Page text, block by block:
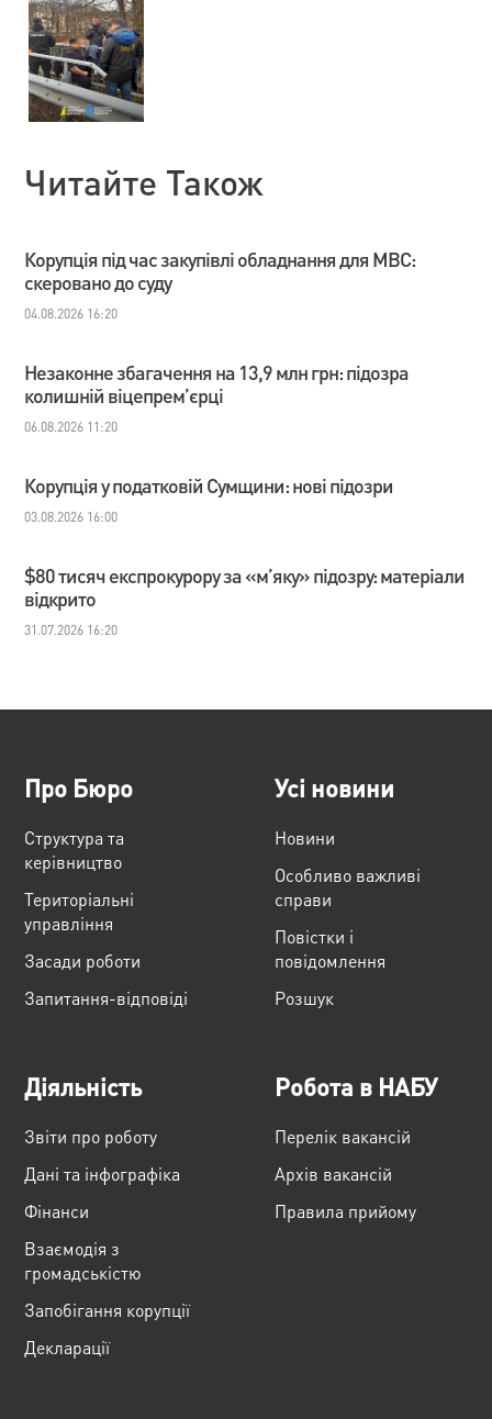
Читайте Також
Корупція під час закупівлі обладнання для МВС:
скеровано до суду
04.08.2026 16:20
Незаконне збагачення на 13,9 млн грн: підозра
колишній віцепрем’єрці
06.08.2026 11:20
Корупція у податковій Сумщини: нові підозри
03.08.2026 16:00
$80 тисяч експрокурору за «м’яку» підозру: матеріали
відкрито
31.07.2026 16:20
Про Бюро
Структура та
керівництво
Територіальні
управління
Засади роботи
Запитання-відповіді
Усі новини
Новини
Особливо важливі
справи
Повістки і
повідомлення
Розшук
Діяльність
Звіти про роботу
Дані та інфографіка
Фінанси
Взаємодія з
громадськістю
Запобігання корупції
Декларації
Робота в НАБУ
Перелік вакансій
Архів вакансій
Правила прийому